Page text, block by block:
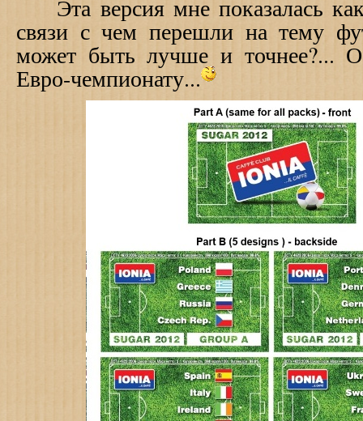
Эта версия мне показалась
связи с чем перешли на тему
может быть лучше и точнее?...
Евро-чемпионату...